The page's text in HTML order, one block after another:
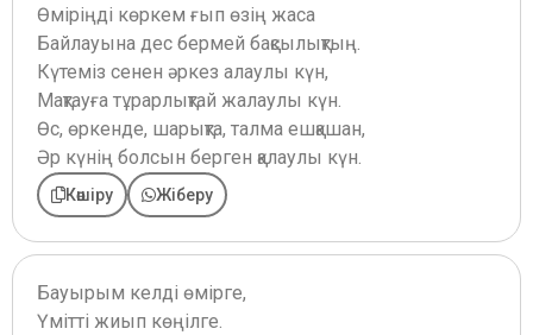
Өміріңді көркем ғып өзің жаса
Байлауына дес бермей бақсылықтың.
Күтеміз сенен әркез алаулы күн,
Мақтауға тұрарлықтай жалаулы күн.
Өс, өркенде, шарықта, талма ешқашан,
Әр күнің болсын берген қалаулы күн.
Көшіру Жіберу
Бауырым келді өмірге,
Үмітті жиып көңілге.